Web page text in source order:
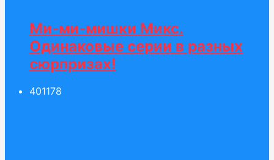
Ми-ми-мишки Микс.
Одинаковые серии в разных
сюрпризах!
401178